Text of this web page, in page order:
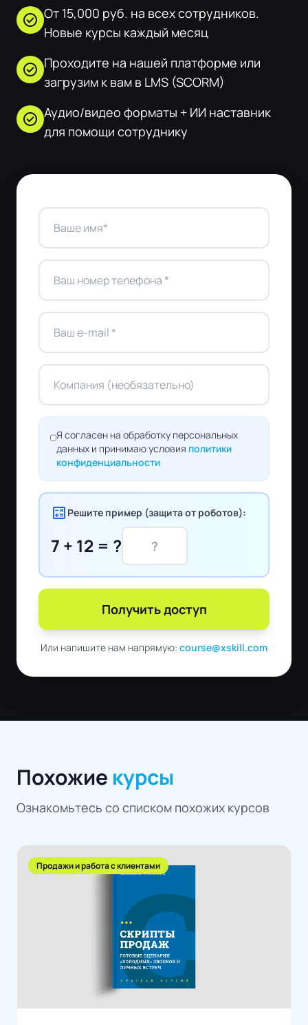
check_circle От 15,000 руб. на всех сотрудников.
Новые курсы каждый месяц
check_circle Проходите на нашей платформе или
загрузим к вам в LMS (SCORM)
check_circle Аудио/видео форматы + ИИ наставник
для помощи сотруднику
Я согласен на обработку персональных
данных и принимаю условия политики
конфиденциальности
calculate Решите пример (защита от роботов):
7 + 12 = ?
Получить доступ
Или напишите нам напрямую: course@xskill.com
Похожие курсы
Ознакомьтесь со списком похожих курсов
Продажи и работа с клиентами